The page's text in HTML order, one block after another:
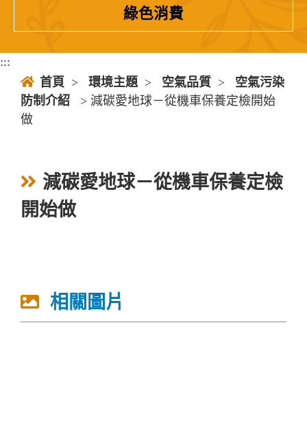
綠色消費
:::
首頁 > 環境主題 > 空氣品質 >
空氣污染
防制介紹
> 減碳愛地球－從機車保養定檢開始
做
減碳愛地球－從機車保養定檢
開始做
相關圖片